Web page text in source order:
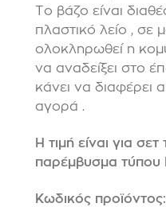
Το βάζο είναι
πλαστικό λείο , σε
ολοκληρωθεί η
να αναδείξει στο
κάνει να διαφέρει
αγορά .
Η τιμή είναι για
παρέμβυσμα τύπου
Κωδικός